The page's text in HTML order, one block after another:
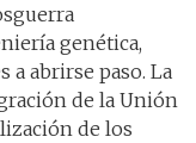
genética,
a abrirse paso. La
de la Unión
de los